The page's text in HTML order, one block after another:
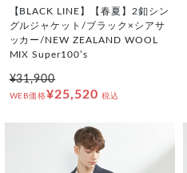
【BLACK LINE】【春夏】2釦シン
グルジャケット/ブラック×シアサ
ッカー/NEW ZEALAND WOOL
MIX Super100’s
¥31,900
WEB価格¥25,520 税込